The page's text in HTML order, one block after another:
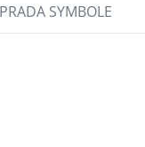
SYMBOLE